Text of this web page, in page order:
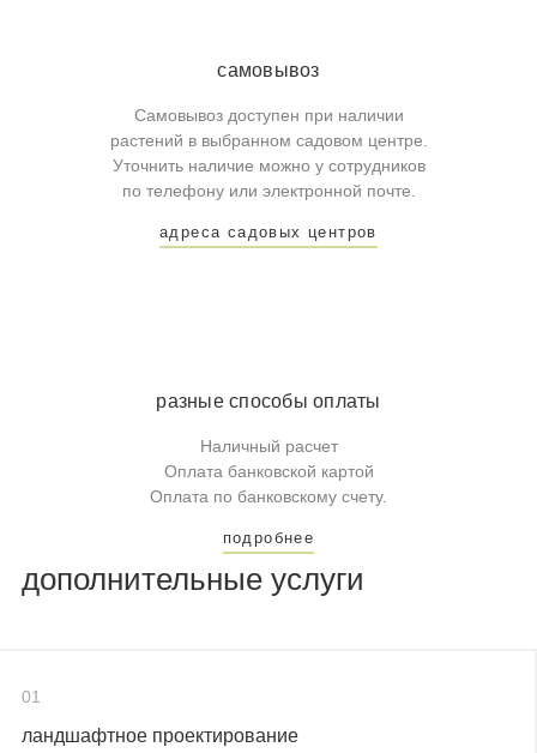
самовывоз
Самовывоз доступен при наличии
растений в выбранном садовом центре.
Уточнить наличие можно у сотрудников
по телефону или электронной почте.
адреса садовых центров
разные способы оплаты
Наличный расчет
Оплата банковской картой
Оплата по банковскому счету.
подробнее
дополнительные услуги
01
ландшафтное проектирование